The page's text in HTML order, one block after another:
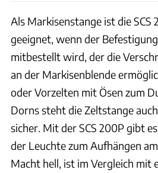
Als Markisenstange ist die SCS
geeignet, wenn der
mitbestellt wird, der die
an der Markisenblende
oder Vorzelten mit Ösen zum
Dorns steht die Zeltstange
sicher. Mit der SCS 200P gibt
der Leuchte zum Aufhängen
Macht hell, ist im Vergleich mit